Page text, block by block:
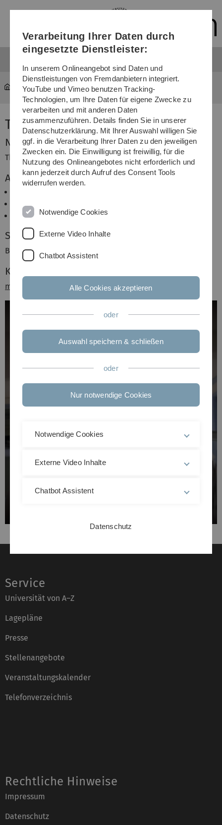
Direkt
Direkt
Direkt
(Sprache,
Drucken,
Media)
Direkt
Direkt
Team 2015 Thomas Wodtko
Thomas Wodtko
Name
Thomas Wodtko
Aufgabenbereich
Inkrementalgeber
Präsentation
Studium
B.Sc Informationssystemtechnik
Kontakt
mail
Service
Universität von A–Z
Lagepläne
Presse
Stellenangebote
Veranstaltungskalender
Telefonverzeichnis
Rechtliche Hinweise
Impressum
Datenschutz
Verarbeitung Ihrer Daten durch
eingesetzte Dienstleister:
In unserem Onlineangebot sind Daten und
Dienstleistungen von Fremdanbietern integriert.
YouTube und Vimeo benutzen Tracking-
Technologien, um Ihre Daten für eigene Zwecke zu
verarbeiten und mit anderen Daten
zusammenzuführen. Details finden Sie in unserer
Datenschutzerklärung. Mit Ihrer Auswahl willigen Sie
ggf. in die Verarbeitung Ihrer Daten zu den jeweiligen
Zwecken ein. Die Einwilligung ist freiwillig, für die
Nutzung des Onlineangebotes nicht erforderlich und
kann jederzeit durch Aufruf des Consent Tools
widerrufen werden.
Notwendige Cookies
Externe Video Inhalte
Chatbot Assistent
Alle Cookies akzeptieren
oder
Auswahl speichern & schließen
oder
Nur notwendige Cookies
Notwendige Cookies
Externe Video Inhalte
Chatbot Assistent
Datenschutz